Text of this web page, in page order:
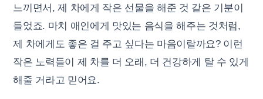
느끼면서, 제 차에게 작은 선물을 해준 것 같은 기분이
들었죠. 마치 애인에게 맛있는 음식을 해주는 것처럼,
제 차에게도 좋은 걸 주고 싶다는 마음이랄까요? 이런
작은 노력들이 제 차를 더 오래, 더 건강하게 탈 수 있게
해줄 거라고 믿어요.